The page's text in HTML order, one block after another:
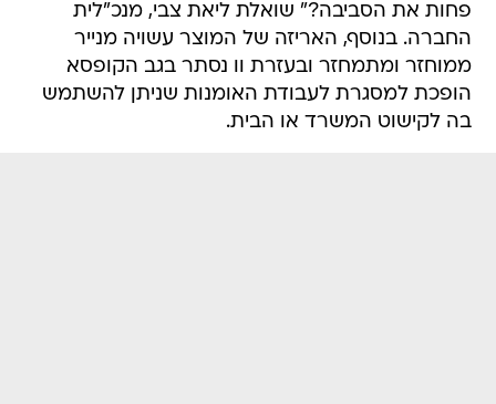
פחות את הסביבה?" שואלת ליאת צבי, מנכ"לית
החברה. בנוסף, האריזה של המוצר עשויה מנייר
ממוחזר ומתמחזר ובעזרת וו נסתר בגב הקופסא
הופכת למסגרת לעבודת האומנות שניתן להשתמש
בה לקישוט המשרד או הבית.